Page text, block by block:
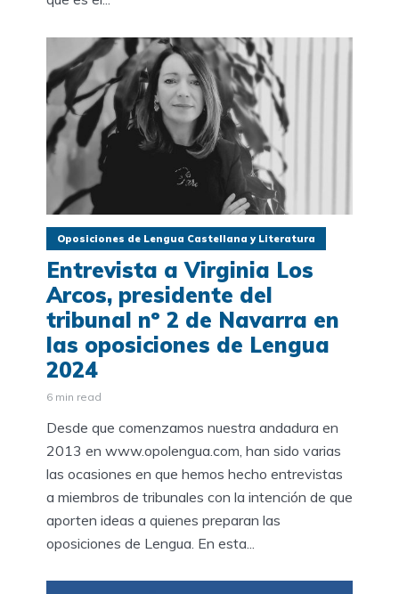
Oposiciones de Lengua Castellana y Literatura
Entrevista a Virginia Los
Arcos, presidente del
tribunal nº 2 de Navarra en
las oposiciones de Lengua
2024
6 min read
Desde que comenzamos nuestra andadura en
2013 en www.opolengua.com, han sido varias
las ocasiones en que hemos hecho entrevistas
a miembros de tribunales con la intención de que
aporten ideas a quienes preparan las
oposiciones de Lengua. En esta...